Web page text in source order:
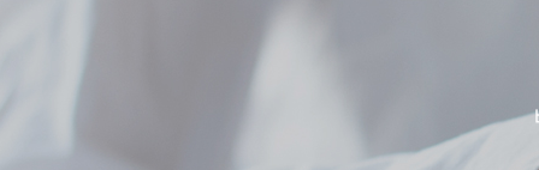
재무정보